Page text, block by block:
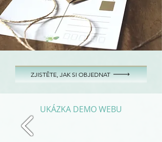
ZJISTĚTE, JAK SI OBJEDNAT
UKÁZKA DEMO WEBU